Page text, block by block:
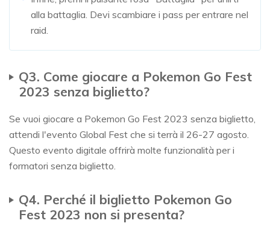
alla battaglia. Devi scambiare i pass per entrare nel
raid.
Q3. Come giocare a Pokemon Go Fest
2023 senza biglietto?
Se vuoi giocare a Pokemon Go Fest 2023 senza biglietto,
attendi l'evento Global Fest che si terrà il 26-27 agosto.
Questo evento digitale offrirà molte funzionalità per i
formatori senza biglietto.
Q4. Perché il biglietto Pokemon Go
Fest 2023 non si presenta?